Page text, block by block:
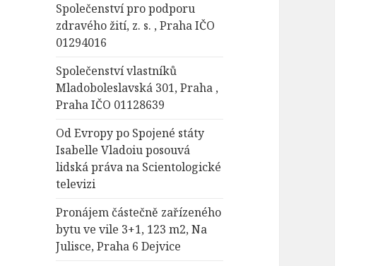
Společenství pro podporu
zdravého žití, z. s. , Praha IČO
01294016
Společenství vlastníků
Mladoboleslavská 301, Praha ,
Praha IČO 01128639
Od Evropy po Spojené státy
Isabelle Vladoiu posouvá
lidská práva na Scientologické
televizi
Pronájem částečně zařízeného
bytu ve vile 3+1, 123 m2, Na
Julisce, Praha 6 Dejvice